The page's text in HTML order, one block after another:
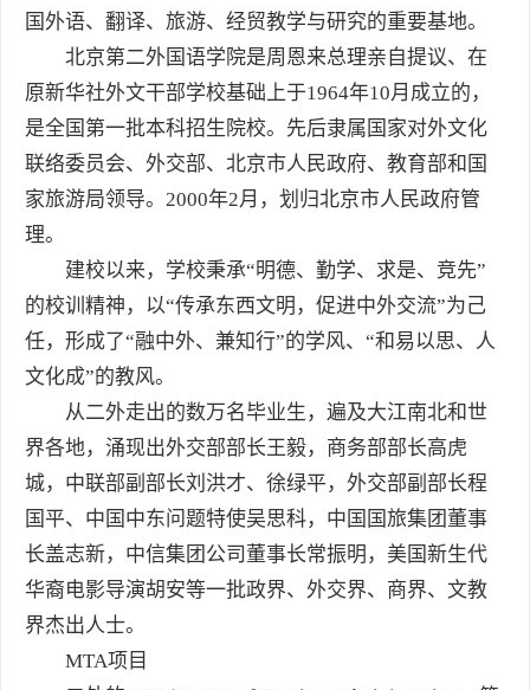
国外语、翻译、旅游、经贸教学与研究的重要基地。
北京第二外国语学院是周恩来总理亲自提议、在
原新华社外文干部学校基础上于1964年10月成立的，
是全国第一批本科招生院校。先后隶属国家对外文化
联络委员会、外交部、北京市人民政府、教育部和国
家旅游局领导。2000年2月，划归北京市人民政府管
理。
建校以来，学校秉承“明德、勤学、求是、竞先”
的校训精神，以“传承东西文明，促进中外交流”为己
任，形成了“融中外、兼知行”的学风、“和易以思、人
文化成”的教风。
从二外走出的数万名毕业生，遍及大江南北和世
界各地，涌现出外交部部长王毅，商务部部长高虎
城，中联部副部长刘洪才、徐绿平，外交部副部长程
国平、中国中东问题特使吴思科，中国国旅集团董事
长盖志新，中信集团公司董事长常振明，美国新生代
华裔电影导演胡安等一批政界、外交界、商界、文教
界杰出人士。
MTA项目